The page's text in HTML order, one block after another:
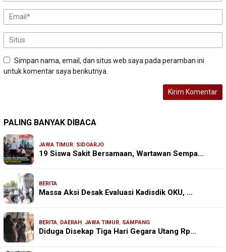
Simpan nama, email, dan situs web saya pada peramban ini
untuk komentar saya berikutnya.
PALING BANYAK DIBACA
JAWA TIMUR SIDOARJO
19 Siswa Sakit Bersamaan, Wartawan Sempa…
BERITA
Massa Aksi Desak Evaluasi Kadisdik OKU, …
BERITA DAERAH JAWA TIMUR SAMPANG
Diduga Disekap Tiga Hari Gegara Utang Rp…